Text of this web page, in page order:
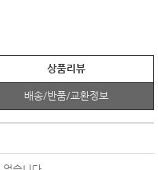
상품리뷰
배송/반품/교환정보